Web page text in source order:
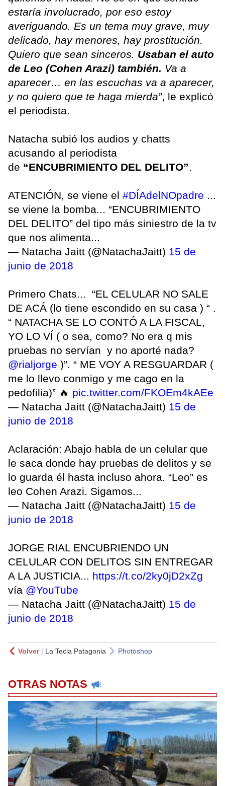
estaría involucrado, por eso estoy
averiguando. Es un tema muy grave, muy
delicado, hay menores, hay prostitución.
Quiero que sean sinceros. Usaban el auto
de Leo (Cohen Arazi) también. Va a
aparecer… en las escuchas va a aparecer,
y no quiero que te haga mierda”, le explicó
el periodista.
Natacha subió los audios y chatts
acusando al periodista
de “ENCUBRIMIENTO DEL DELITO”.
ATENCIÓN, se viene el #DÍAdelNOpadre ...
se viene la bomba... “ENCUBRIMIENTO
DEL DELITO” del tipo más siniestro de la tv
que nos alimenta...
— Natacha Jaitt (@NatachaJaitt) 15 de
junio de 2018
Primero Chats... “EL CELULAR NO SALE
DE ACÁ (lo tiene escondido en su casa ) “ .
“ NATACHA SE LO CONTÓ A LA FISCAL,
YO LO VÍ ( o sea, como? No era q mis
pruebas no servían y no aporté nada?
@rialjorge )”. “ ME VOY A RESGUARDAR (
me lo llevo conmigo y me cago en la
pedofilia)” 🔥 pic.twitter.com/FKOEm4kAEe
— Natacha Jaitt (@NatachaJaitt) 15 de
junio de 2018
Aclaración: Abajo habla de un celular que
le saca donde hay pruebas de delitos y se
lo guarda él hasta incluso ahora. “Leo” es
leo Cohen Arazi. Sigamos...
— Natacha Jaitt (@NatachaJaitt) 15 de
junio de 2018
JORGE RIAL ENCUBRIENDO UN
CELULAR CON DELITOS SIN ENTREGAR
A LA JUSTICIA... https://t.co/2ky0jD2xZg
vía @YouTube
— Natacha Jaitt (@NatachaJaitt) 15 de
junio de 2018
Volver| La Tecla Patagonia Photoshop
OTRAS NOTAS